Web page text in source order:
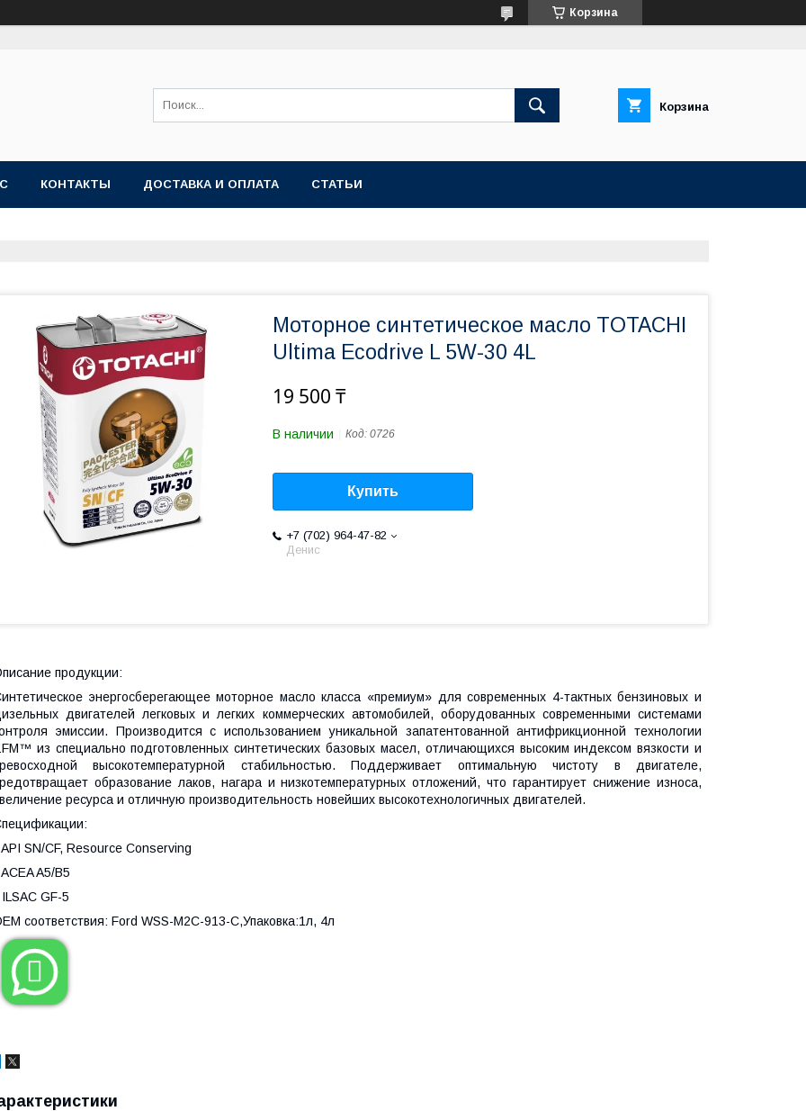
Корзина
Корзина
КОНТАКТЫ ДОСТАВКА И ОПЛАТА СТАТЬИ
Моторное синтетическое масло TOTACHI
Ultima Ecodrive L 5W-30 4L
19 500 ₸
В наличии Код: 0726
Купить
+7 (702) 964-47-82
Денис
продукции:
энергосберегающее моторное масло класса «премиум» для современных 4-тактных бензиновых и
двигателей легковых и легких коммерческих автомобилей, оборудованных современными системами
эмиссии. Производится с использованием уникальной запатентованной антифрикционной технологии
из специально подготовленных синтетических базовых масел, отличающихся высоким индексом вязкости и
высокотемпературной стабильностью. Поддерживает оптимальную чистоту в двигателе,
образование лаков, нагара и низкотемпературных отложений, что гарантирует снижение износа,
ресурса и отличную производительность новейших высокотехнологичных двигателей.
API SN/CF, Resource Conserving
ACEA A5/B5
ILSAC GF-5
соответствия: Ford WSS-M2C-913-C,Упаковка:1л, 4л
